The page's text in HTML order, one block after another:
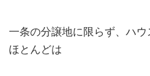
一条の分譲地に限らず、ハ
ほとんどは